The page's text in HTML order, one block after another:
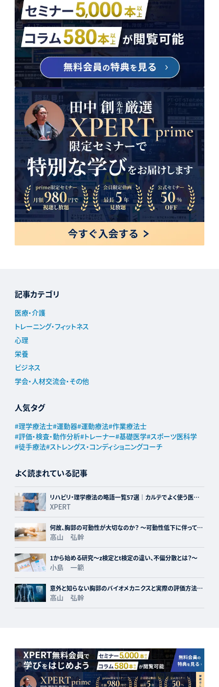
記事カテゴリ
医療・介護
トレーニング・フィットネス
心理
栄養
ビジネス
学会・人材交流会・その他
人気タグ
#理学療法士#運動器#運動療法#作業療法士
#評価・検査・動作分析#トレーナー#基礎医学#スポーツ医科学
#徒手療法#ストレングス・コンディショニングコーチ
よく読まれている記事
リハビリ・理学療法の略語一覧57選｜カルテでよく使う医療
略語を現役PTが解説【保存版】
XPERT
何故、胸郭の可動性が大切なのか？ ～可動性低下に伴って生
じる障害とあわせて解説～
高山 弘幹
1から始める研究〜z検定とt検定の違い、不偏分散とは？〜
小島 一範
意外と知らない胸郭のバイオメカニクスと実際の評価方法に
ついて
高山 弘幹